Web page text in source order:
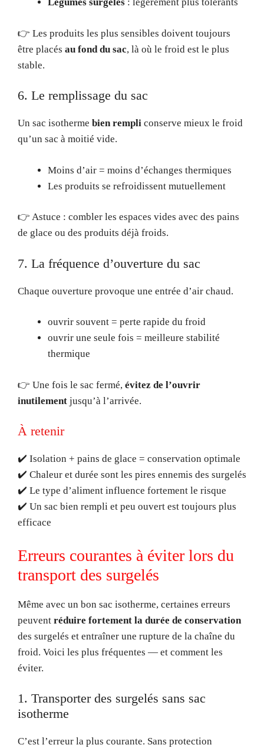
👉 Les produits les plus sensibles doivent toujours
être placés au fond du sac, là où le froid est le plus
stable.
6. Le remplissage du sac
Un sac isotherme bien rempli conserve mieux le froid
qu’un sac à moitié vide.
Moins d’air = moins d’échanges thermiques
Les produits se refroidissent mutuellement
👉 Astuce : combler les espaces vides avec des pains
de glace ou des produits déjà froids.
7. La fréquence d’ouverture du sac
Chaque ouverture provoque une entrée d’air chaud.
ouvrir souvent = perte rapide du froid
ouvrir une seule fois = meilleure stabilité
thermique
👉 Une fois le sac fermé, évitez de l’ouvrir
inutilement jusqu’à l’arrivée.
À retenir
✔️ Isolation + pains de glace = conservation optimale
✔️ Chaleur et durée sont les pires ennemis des surgelés
✔️ Le type d’aliment influence fortement le risque
✔️ Un sac bien rempli et peu ouvert est toujours plus
efficace
Erreurs courantes à éviter lors du
transport des surgelés
Même avec un bon sac isotherme, certaines erreurs
peuvent réduire fortement la durée de conservation
des surgelés et entraîner une rupture de la chaîne du
froid. Voici les plus fréquentes — et comment les
éviter.
1. Transporter des surgelés sans sac
isotherme
C’est l’erreur la plus courante. Sans protection